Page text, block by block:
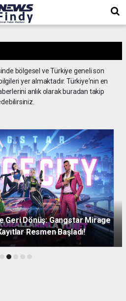
bölgesel ve Türkiye geneli son
yer almaktadır. Türkiye'nin en
anlık olarak buradan takip
Geri Dönüş: Gangstar Mirage
Resmen Başladı!